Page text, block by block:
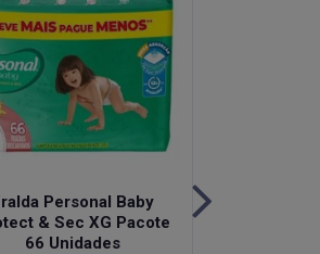
Personal Baby
& Sec XG Pacote
66 Unidades